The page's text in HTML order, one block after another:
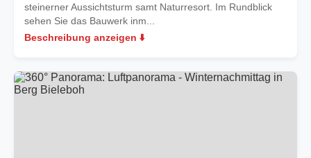
steinerner Aussichtsturm samt Naturresort. Im Rundblick
sehen Sie das Bauwerk inm...
Beschreibung anzeigen ⬇️